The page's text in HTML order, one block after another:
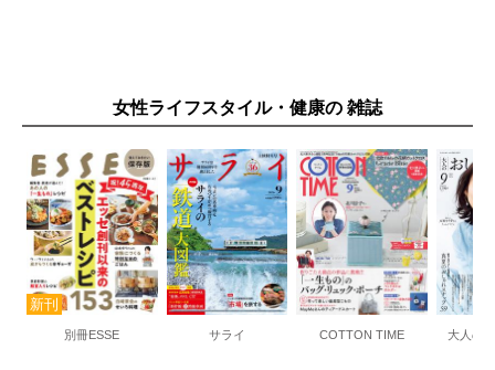
女性ライフスタイル・健康の 雑誌
別冊ESSE サライ COTTON TIME 大人の